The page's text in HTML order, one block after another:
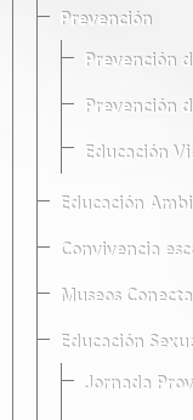
Prevención
Prevención
Prevención
Educación
Educación
Convivencia
Museos
Educación
Jornada